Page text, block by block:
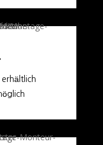
erhältlich